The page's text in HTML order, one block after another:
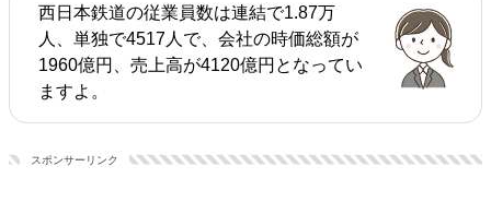
西日本鉄道の従業員数は連結で1.87万
人、単独で4517人で、会社の時価総額が
1960億円、売上高が4120億円となってい
ますよ。
スポンサーリンク